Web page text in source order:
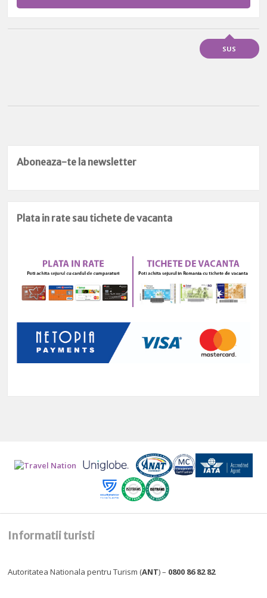
SUS
Aboneaza-te la newsletter
Plata in rate sau tichete de vacanta
Informatii turisti
Autoritatea Nationala pentru Turism (ANT) – 0800 86 82 82